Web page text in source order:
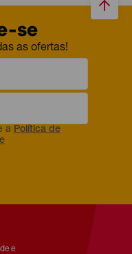
se
as ofertas!
a Política de
e